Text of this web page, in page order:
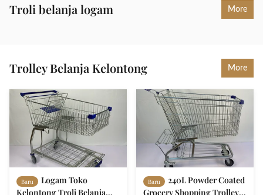
Troli belanja logam More
Trolley Belanja Kelontong More
Baru
Logam Toko
Kelontong Troli Belanja
Baru
240L Powder Coated
Grocery Shopping Trolley